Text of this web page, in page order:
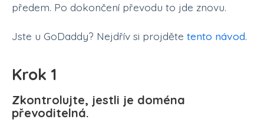
předem. Po dokončení převodu to jde znovu.
Jste u GoDaddy? Nejdřív si projděte tento návod.
Krok 1
Zkontrolujte, jestli je doména
převoditelná.